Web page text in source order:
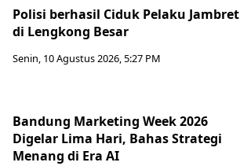
Polisi berhasil Ciduk Pelaku Jambret
di Lengkong Besar
Senin, 10 Agustus 2026, 5:27 PM
Bandung Marketing Week 2026
Digelar Lima Hari, Bahas Strategi
Menang di Era AI